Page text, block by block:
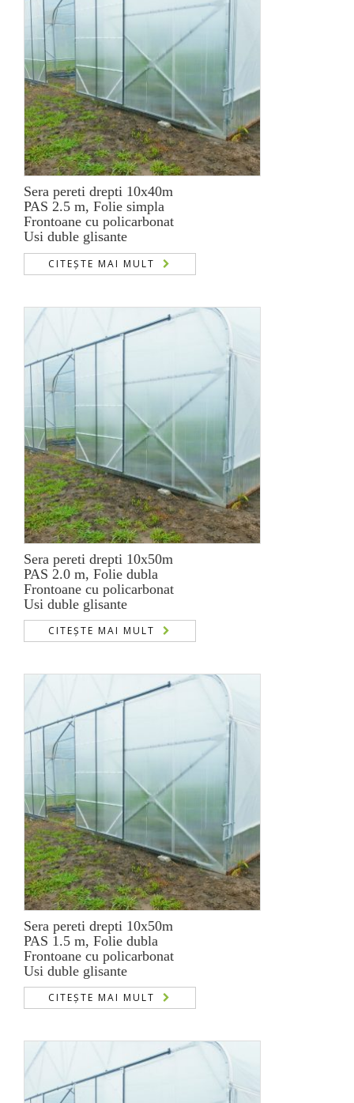
Sera pereti drepti 10x40m
PAS 2.5 m, Folie simpla
Frontoane cu policarbonat
Usi duble glisante
CITEȘTE MAI MULT
Sera pereti drepti 10x50m
PAS 2.0 m, Folie dubla
Frontoane cu policarbonat
Usi duble glisante
CITEȘTE MAI MULT
Sera pereti drepti 10x50m
PAS 1.5 m, Folie dubla
Frontoane cu policarbonat
Usi duble glisante
CITEȘTE MAI MULT